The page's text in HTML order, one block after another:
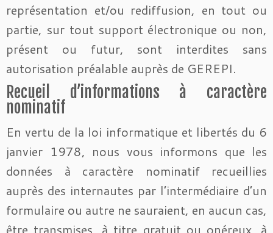
représentation et/ou rediffusion, en tout ou
partie, sur tout support électronique ou non,
présent ou futur, sont interdites sans
autorisation préalable auprès de GEREPI.
Recueil d’informations à caractère
nominatif
En vertu de la loi informatique et libertés du 6
janvier 1978, nous vous informons que les
données à caractère nominatif recueillies
auprès des internautes par l’intermédiaire d’un
formulaire ou autre ne sauraient, en aucun cas,
être transmises, à titre gratuit ou onéreux, à